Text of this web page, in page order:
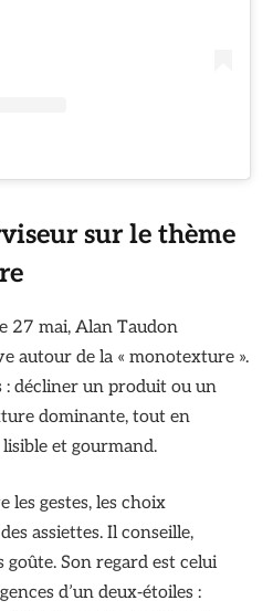
sur le thème
27 mai, Alan Taudon
autour de la « monotexture ».
: décliner un produit ou un
dominante, tout en
et gourmand.
les gestes, les choix
assiettes. Il conseille,
goûte. Son regard est celui
d’un deux‑étoiles :